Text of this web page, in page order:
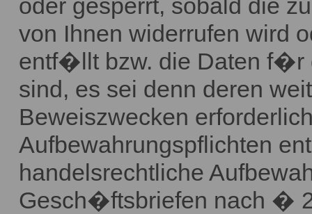
oder gesperrt, sobald die
von Ihnen widerrufen wird
entf�llt bzw. die Daten f�r
sind, es sei denn deren
Beweiszwecken
Aufbewahrungspflichten
handelsrechtliche
Gesch�ftsbriefen nach �